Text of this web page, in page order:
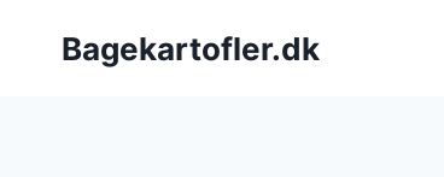
Bagekartofler.dk